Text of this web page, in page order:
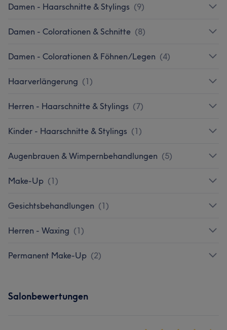
Damen - Haarschnitte & Stylings (9)
Damen - Colorationen & Schnitte (8)
Damen - Colorationen & Föhnen/Legen (4)
Haarverlängerung (1)
Herren - Haarschnitte & Stylings (7)
Kinder - Haarschnitte & Stylings (1)
Augenbrauen & Wimpernbehandlungen (5)
Make-Up (1)
Gesichtsbehandlungen (1)
Herren - Waxing (1)
Permanent Make-Up (2)
Salonbewertungen